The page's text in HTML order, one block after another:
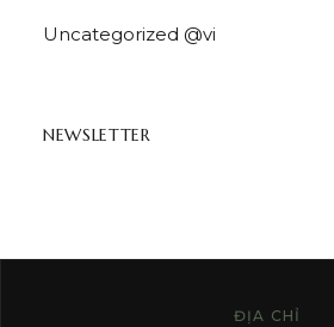
Uncategorized @vi
NEWSLETTER
ĐỊA CHỈ